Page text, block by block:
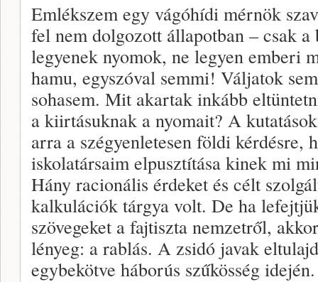
Emlékszem egy vágóhídi mérnök
fel nem dolgozott állapotban – csak
legyenek nyomok, ne legyen emberi
hamu, egyszóval semmi! Váljatok
sohasem. Mit akartak inkább
a kiirtásuknak a nyomait? A
arra a szégyenletesen földi kérdésre,
iskolatársaim elpusztítása kinek mi
Hány racionális érdeket és célt
kalkulációk tárgya volt. De ha
szövegeket a fajtiszta nemzetről,
lényeg: a rablás. A zsidó javak
egybekötve háborús szűkösség idején.